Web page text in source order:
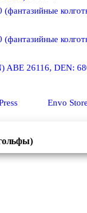
ABE 26116, DEN:
Envo